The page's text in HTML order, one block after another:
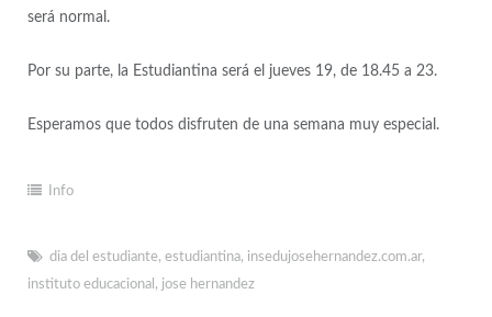
será normal.
Por su parte, la Estudiantina será el jueves 19, de 18.45 a 23.
Esperamos que todos disfruten de una semana muy especial.
Info
dia del estudiante, estudiantina, insedujosehernandez.com.ar,
instituto educacional , jose hernandez